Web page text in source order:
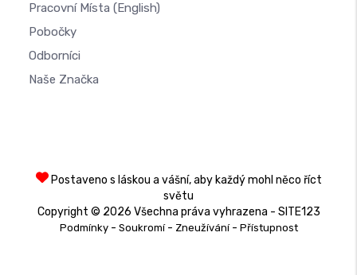
Pracovní Místa (English)
Pobočky
Odborníci
Naše Značka
Postaveno s láskou a vášní, aby každý mohl něco říct
světu
Copyright © 2026 Všechna práva vyhrazena - SITE123
Podmínky- Soukromí- Zneužívání- Přístupnost